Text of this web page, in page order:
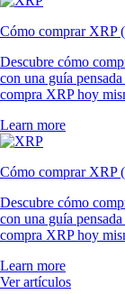
Cómo comprar XRP
Descubre cómo
con una guía
compra XRP hoy
Learn more
Cómo comprar XRP
Descubre cómo
con una guía
compra XRP hoy
Learn more
Ver artículos